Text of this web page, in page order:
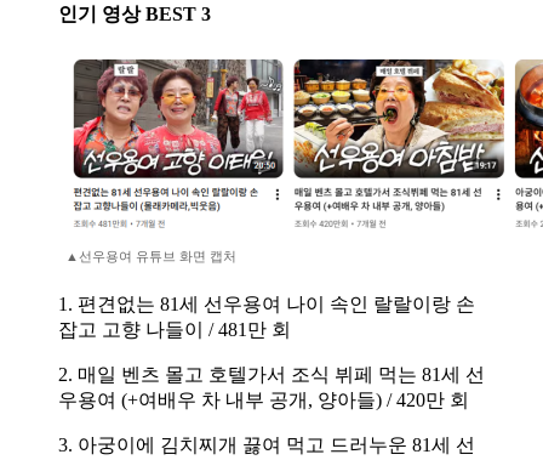
인기 영상 BEST 3
▲선우용여 유튜브 화면 캡처
1. 편견없는 81세 선우용여 나이 속인 랄랄이랑 손
잡고 고향 나들이 / 481만 회
2. 매일 벤츠 몰고 호텔가서 조식 뷔페 먹는 81세 선
우용여 (+여배우 차 내부 공개, 양아들) / 420만 회
3. 아궁이에 김치찌개 끓여 먹고 드러누운 81세 선